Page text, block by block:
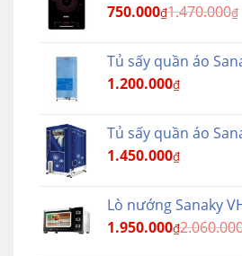
750.000₫1.470.000₫
Tủ sấy quần áo
1.200.000₫
Tủ sấy quần áo
1.450.000₫
Lò nướng Sanaky
1.950.000₫